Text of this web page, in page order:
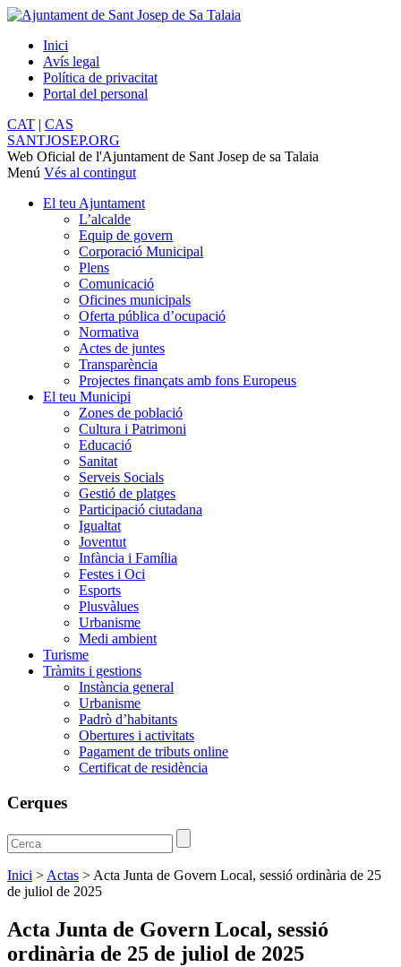
Inici
Avís legal
Política de privacitat
Portal del personal
CAT | CAS
SANTJOSEP.ORG
Web Oficial de l'Ajuntament de Sant Josep de sa Talaia
Menú Vés al contingut
El teu Ajuntament
L’alcalde
Equip de govern
Corporació Municipal
Plens
Comunicació
Oficines municipals
Oferta pública d’ocupació
Normativa
Actes de juntes
Transparència
Projectes finançats amb fons Europeus
El teu Municipi
Zones de població
Cultura i Patrimoni
Educació
Sanitat
Serveis Socials
Gestió de platges
Participació ciutadana
Igualtat
Joventut
Infància i Família
Festes i Oci
Esports
Plusvàlues
Urbanisme
Medi ambient
Turisme
Tràmits i gestions
Instància general
Urbanisme
Padrò d’habitants
Obertures i activitats
Pagament de tributs online
Certificat de residència
Cerques
Inici >Actas >Acta Junta de Govern Local, sessió ordinària de 25
de juliol de 2025
Acta Junta de Govern Local, sessió
ordinària de 25 de juliol de 2025